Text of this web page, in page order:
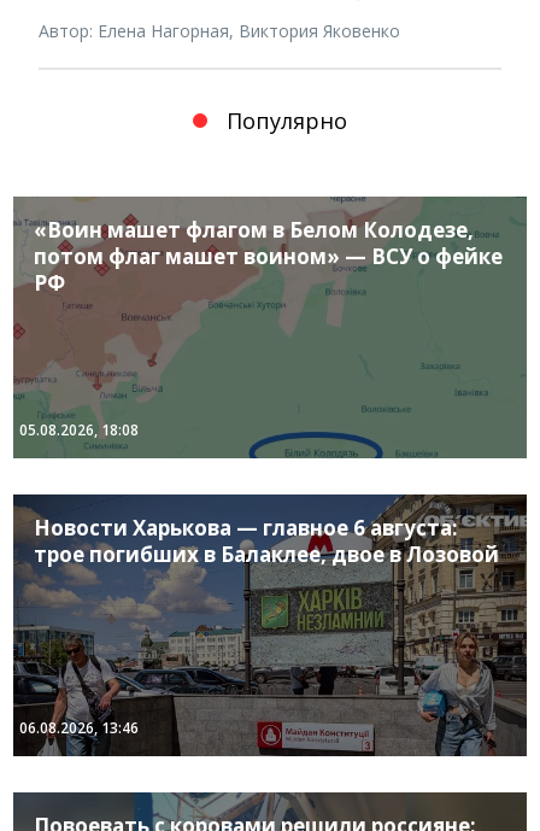
Автор: Елена Нагорная, Виктория Яковенко
Популярно
«Воин машет флагом в Белом Колодезе,
потом флаг машет воином» — ВСУ о фейке
РФ
05.08.2026, 18:08
Новости Харькова — главное 6 августа:
трое погибших в Балаклее, двое в Лозовой
06.08.2026, 13:46